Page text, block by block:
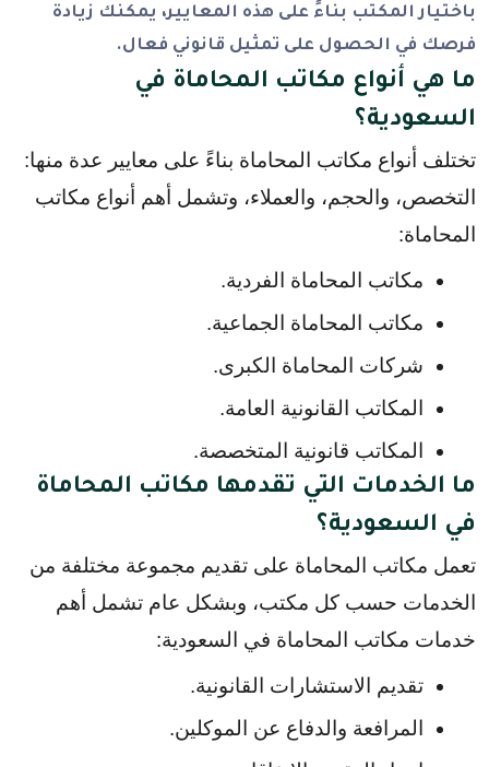
باختيار المكتب بناءً على هذه المعايير، يمكنك زيادة
فرصك في الحصول على تمثيل قانوني فعال.
ما هي أنواع مكاتب المحاماة في
السعودية؟
المحاماة:
مكاتب المحاماة الفردية.
مكاتب المحاماة الجماعية.
شركات المحاماة الكبرى.
المكاتب القانونية العامة.
المكاتب قانونية المتخصصة.
ما الخدمات التي تقدمها مكاتب المحاماة
في السعودية؟
خدمات مكاتب المحاماة في السعودية:
تقديم الاستشارات القانونية.
المرافعة والدفاع عن الموكلين.